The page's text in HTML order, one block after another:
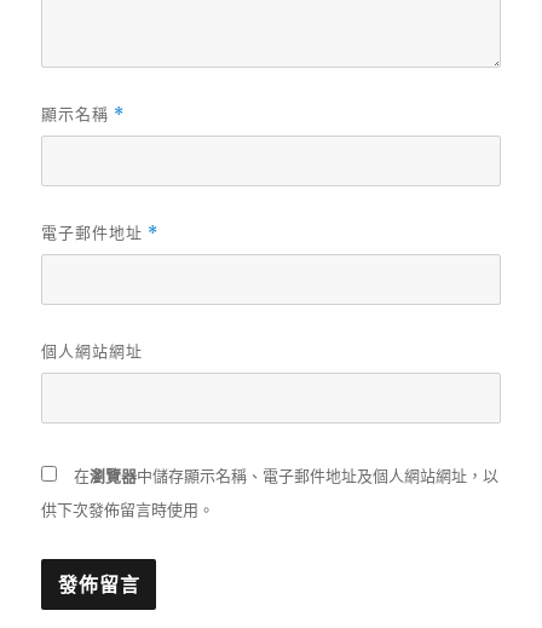
顯示名稱 *
電子郵件地址 *
個人網站網址
在瀏覽器中儲存顯示名稱、電子郵件地址及個人網站網址，以
供下次發佈留言時使用。